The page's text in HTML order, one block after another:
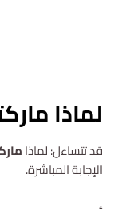
لماذا
قد تتساءل: لماذا
الإجابة المباشرة.